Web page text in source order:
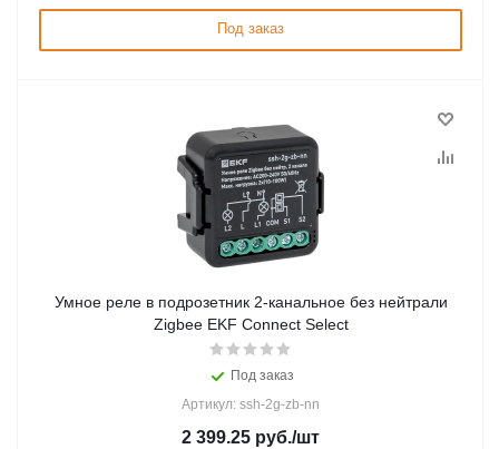
Под заказ
Умное реле в подрозетник 2-канальное без нейтрали
Zigbee EKF Connect Select
Под заказ
Артикул: ssh-2g-zb-nn
2 399.25 руб./шт